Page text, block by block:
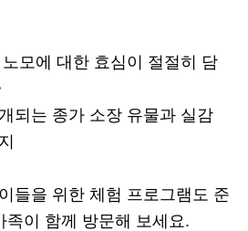
모에 대한 효심이 절절히 담
되는 종가 소장 유물과 실감
들을 위한 체험 프로그램도 준
족이 함께 방문해 보세요.